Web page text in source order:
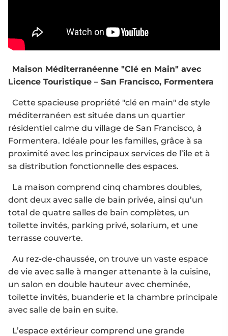
Maison Méditerranéenne "Clé en Main" avec
Licence Touristique – San Francisco, Formentera
Cette spacieuse propriété "clé en main" de style
méditerranéen est située dans un quartier
résidentiel calme du village de San Francisco, à
Formentera. Idéale pour les familles, grâce à sa
proximité avec les principaux services de l’île et à
sa distribution fonctionnelle des espaces.
La maison comprend cinq chambres doubles,
dont deux avec salle de bain privée, ainsi qu’un
total de quatre salles de bain complètes, un
toilette invités, parking privé, solarium, et une
terrasse couverte.
Au rez-de-chaussée, on trouve un vaste espace
de vie avec salle à manger attenante à la cuisine,
un salon en double hauteur avec cheminée,
toilette invités, buanderie et la chambre principale
avec salle de bain en suite.
L’espace extérieur comprend une grande